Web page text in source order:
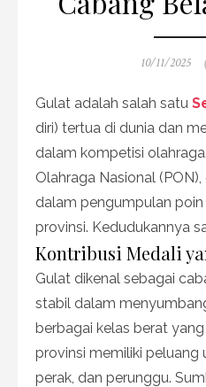
Posted
10/11/2025
Gulat adalah salah satu
diri) tertua di dunia dan
dalam kompetisi
Olahraga Nasional
dalam pengumpulan
provinsi. Kedudukannya
Kontribusi Medali
Gulat dikenal sebagai
stabil dalam
berbagai kelas berat
provinsi memiliki peluang
perak, dan perunggu.